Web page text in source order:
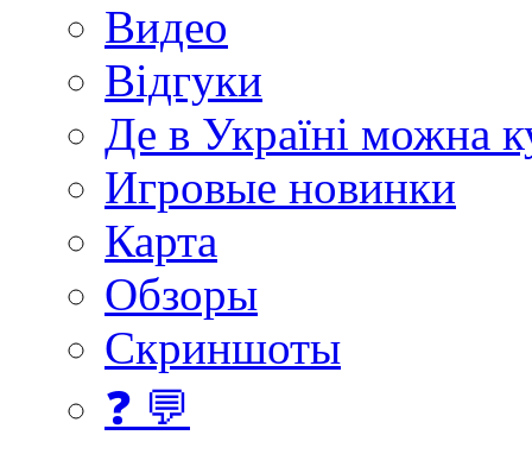
Видео
Відгуки
Де в Україні можна
Игровые новинки
Карта
Обзоры
Скриншоты
❓ 💬